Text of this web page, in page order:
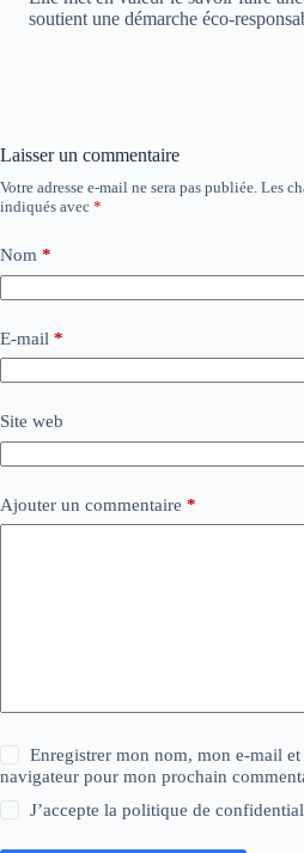
soutient une démarche éco-
Laisser un commentaire
Votre adresse e-mail ne sera pas publiée. Les
indiqués avec *
Nom *
E-mail *
Site web
Ajouter un commentaire *
Enregistrer mon nom, mon e-mail et
navigateur pour mon prochain
J’accepte lapolitique de